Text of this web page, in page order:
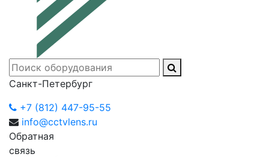
Санкт-Петербург
+7 (812) 447-95-55
info@cctvlens.ru
Обратная
связь